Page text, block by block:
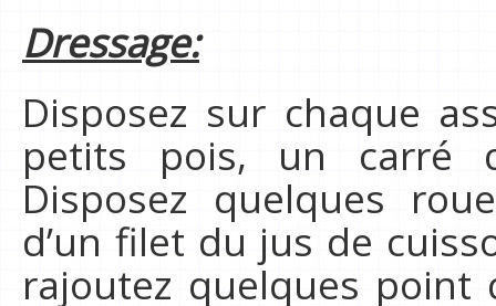
Dressage:
Disposez sur chaque
petits pois, un carré
Disposez quelques
d’un filet du jus de
rajoutez quelques